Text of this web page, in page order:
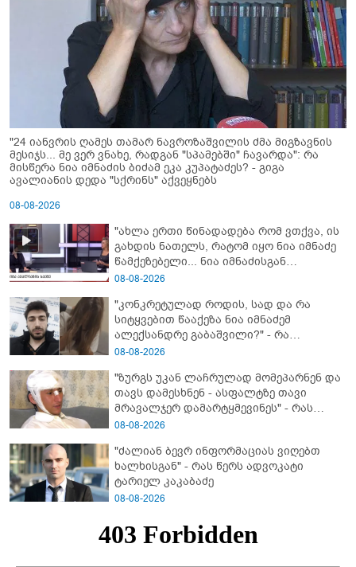
"24 იანვრის ღამეს თამარ ნავროზაშვილის ძმა მიგზავნის
მესიჯს... მე ვერ ვნახე, რადგან "სპამებში" ჩავარდა": რა
მისწერა ნია იმნაძის ბიძამ ეკა კუპატაძეს? - გიგა
ავალიანის დედა "სქრინს" აქვეყნებს
08-08-2026
"ახლა ერთი წინადადება რომ ვთქვა, ის
გახდის ნათელს, რატომ იყო ნია იმნაძე
წამქეზებელი... ნია იმნაძისგან
გამოსული ინფორმაციაა ეს" - რას
08-08-2026
"კონკრეტულად როდის, სად და რა
სიტყვებით წააქეზა ნია იმნაძემ
ალექსანდრე გაბაშვილი?" - რა
მიმართვას ავრცელებს ნია იმნაძის
08-08-2026
"ზურგს უკან ლაჩრულად მომეპარნენ და
თავს დამესხნენ - ასფალტზე თავი
მრავალჯერ დამარტყმევინეს" - რას
ჰყვება კურიერი, რომელსაც
გაუსწორდნენ?
08-08-2026
"ძალიან ბევრ ინფორმაციას ვიღებთ
ხალხისგან" - რას წერს ადვოკატი
ტარიელ კაკაბაძე
08-08-2026